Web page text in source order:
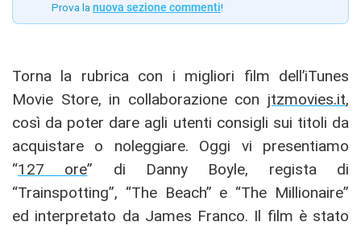
Prova la nuova sezione commenti!
Torna la rubrica con i migliori film dell’iTunes
Movie Store, in collaborazione con jtzmovies.it,
così da poter dare agli utenti consigli sui titoli da
acquistare o noleggiare. Oggi vi presentiamo
“127 ore” di Danny Boyle, regista di
“Trainspotting”, “The Beach” e “The Millionaire”
ed interpretato da James Franco. Il film è stato